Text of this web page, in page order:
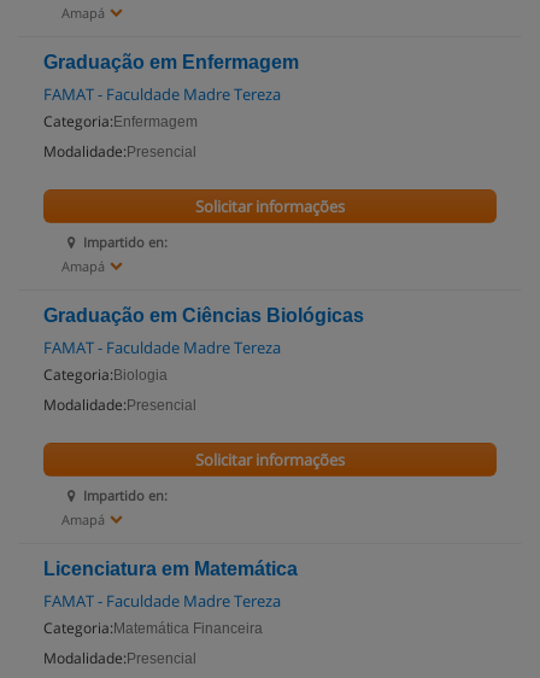
Amapá
Graduação em Enfermagem
FAMAT - Faculdade Madre Tereza
Categoria: Enfermagem
Modalidade: Presencial
Impartido en:
Amapá
Solicitar informações
Graduação em Ciências Biológicas
FAMAT - Faculdade Madre Tereza
Categoria: Biologia
Modalidade: Presencial
Impartido en:
Amapá
Solicitar informações
Licenciatura em Matemática
FAMAT - Faculdade Madre Tereza
Categoria: Matemática Financeira
Modalidade: Presencial